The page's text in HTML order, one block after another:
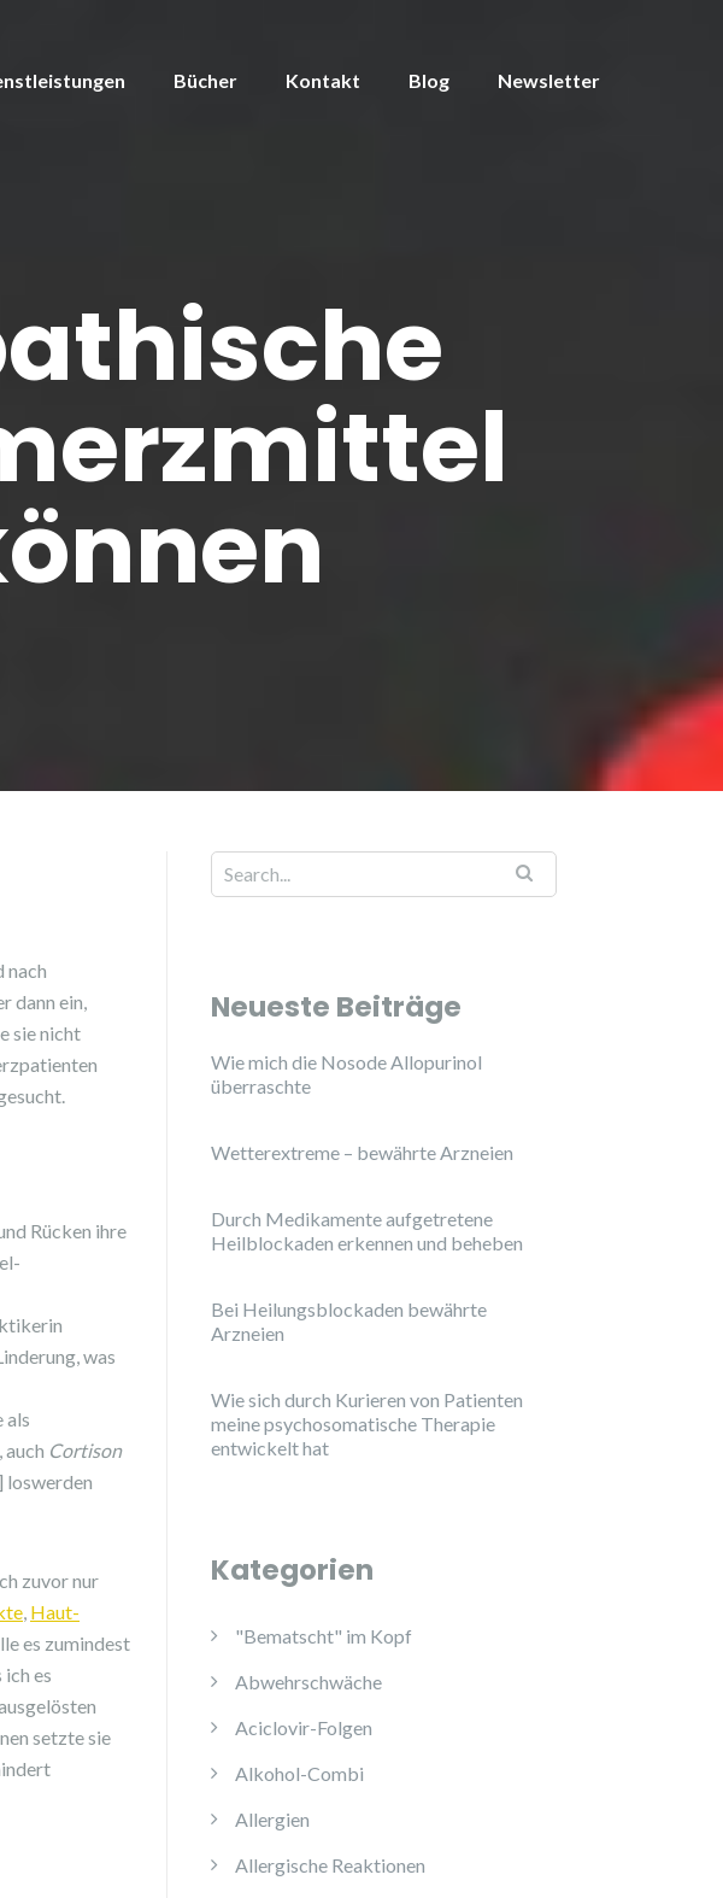
Bücher Kontakt Blog Newsletter
nach
dann ein,
sie nicht
Rücken ihre
was
als
, auch Cortison
loswerden
zuvor nur
, Haut-
es zumindest
es
setzte sie
Search for:
Neueste Beiträge
Wie mich die Nosode Allopurinol
überraschte
Wetterextreme – bewährte Arzneien
Durch Medikamente aufgetretene
Heilblockaden erkennen und beheben
Bei Heilungsblockaden bewährte
Arzneien
Wie sich durch Kurieren von Patienten
meine psychosomatische Therapie
entwickelt hat
Kategorien
"Bematscht" im Kopf
Abwehrschwäche
Aciclovir-Folgen
Alkohol-Combi
Allergien
Allergische Reaktionen